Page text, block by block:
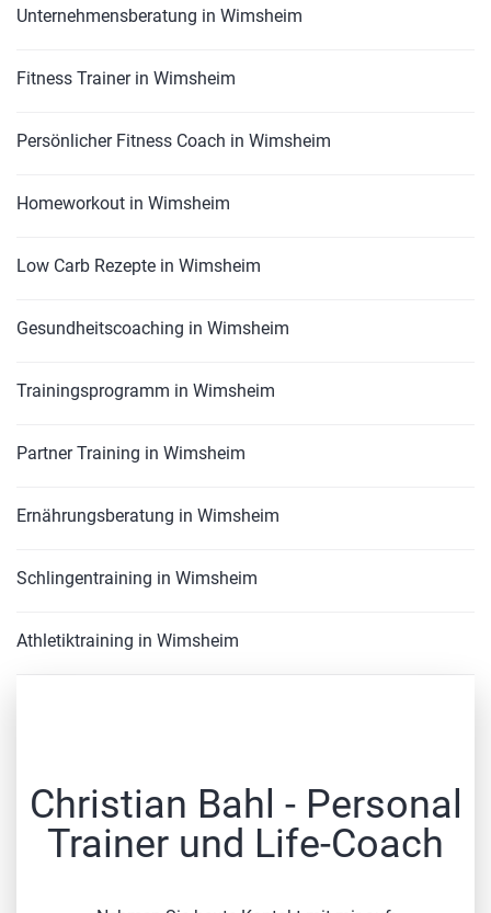
Unternehmensberatung in Wimsheim
Fitness Trainer in Wimsheim
Persönlicher Fitness Coach in Wimsheim
Homeworkout in Wimsheim
Low Carb Rezepte in Wimsheim
Gesundheitscoaching in Wimsheim
Trainingsprogramm in Wimsheim
Partner Training in Wimsheim
Ernährungsberatung in Wimsheim
Schlingentraining in Wimsheim
Athletiktraining in Wimsheim
Christian Bahl - Personal
Trainer und Life-Coach